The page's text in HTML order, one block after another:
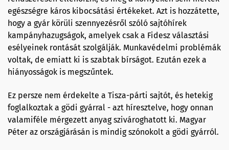
egészségre káros kibocsátási értékeket. Azt is hozzátette,
hogy a gyár körüli szennyezésről szóló sajtóhírek
kampányhazugságok, amelyek csak a Fidesz választási
esélyeinek rontását szolgálják. Munkavédelmi problémák
voltak, de emiatt ki is szabtak bírságot. Ezután ezek a
hiányosságok is megszűntek.
Ez persze nem érdekelte a Tisza-párti sajtót, és hetekig
foglalkoztak a gödi gyárral - azt híresztelve, hogy onnan
valamiféle mérgezett anyag szivároghatott ki. Magyar
Péter az országjárásán is mindig szónokolt a gödi gyárról.